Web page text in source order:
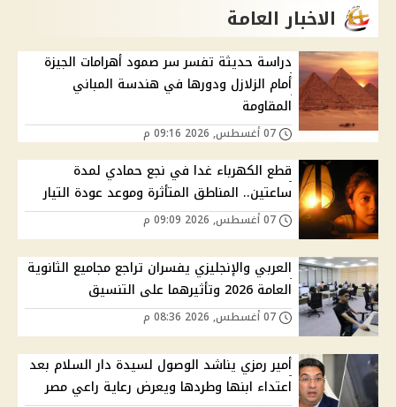
الاخبار العامة
دراسة حديثة تفسر سر صمود أهرامات الجيزة
أمام الزلازل ودورها في هندسة المباني
المقاومة
قطع الكهرباء غدا في نجع حمادي لمدة
ساعتين.. المناطق المتأثرة وموعد عودة التيار
العربي والإنجليزي يفسران تراجع مجاميع الثانوية
العامة 2026 وتأثيرهما على التنسيق
أمير رمزي يناشد الوصول لسيدة دار السلام بعد
اعتداء ابنها وطردها ويعرض رعاية راعي مصر